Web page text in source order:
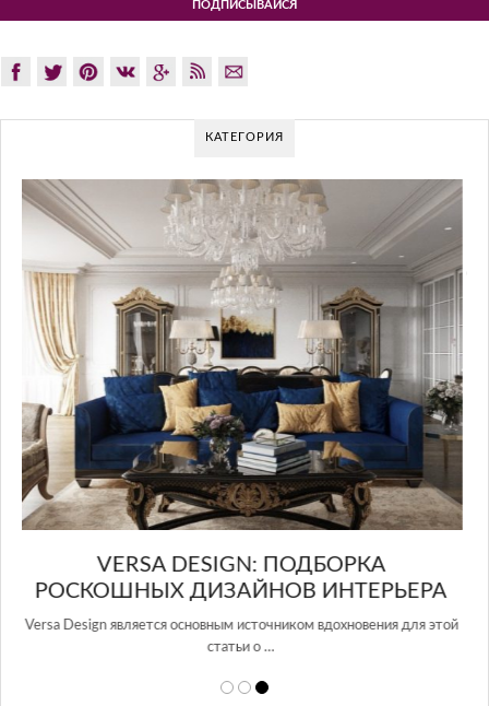
КАТЕГОРИЯ
этой
GLAZOV DESIGN GROUP –
ПОДХОД К ДИЗАЙНУ
Glazov Design Group- это одна из лучших студий дизайна
в Росси…